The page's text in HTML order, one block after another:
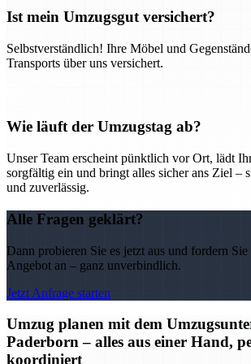
Ist mein Umzugsgut versichert?
Selbstverständlich! Ihre Möbel und
Transports über uns versichert.
Wie läuft der Umzugstag ab?
Unser Team erscheint pünktlich vor Ort, lädt
sorgfältig ein und bringt alles sicher ans Ziel –
und zuverlässig.
Alle Fragen geklärt?
Dann probieren Sie es jetzt aus und fordern
Angebot an – ganz unverbindlich.
Jetzt Anfrage starten
Umzug planen mit dem
Paderborn – alles aus einer Hand,
koordiniert